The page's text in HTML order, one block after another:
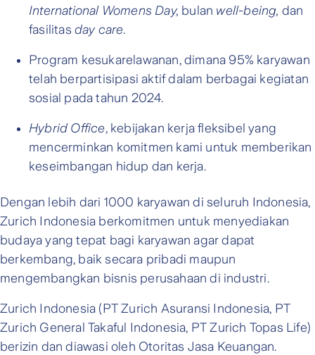
International Womens Day, bulan well-being, dan
fasilitas day care.
Program kesukarelawanan, dimana 95% karyawan
telah berpartisipasi aktif dalam berbagai kegiatan
sosial pada tahun 2024.
Hybrid Office, kebijakan kerja fleksibel yang
mencerminkan komitmen kami untuk memberikan
keseimbangan hidup dan kerja.
Dengan lebih dari 1000 karyawan di seluruh Indonesia,
Zurich Indonesia berkomitmen untuk menyediakan
budaya yang tepat bagi karyawan agar dapat
berkembang, baik secara pribadi maupun
mengembangkan bisnis perusahaan di industri.
Zurich Indonesia (PT Zurich Asuransi Indonesia, PT
Zurich General Takaful Indonesia, PT Zurich Topas Life)
berizin dan diawasi oleh Otoritas Jasa Keuangan.